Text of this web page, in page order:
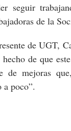
seguir
de la
de UGT,
de que
de mejoras
a poco”.